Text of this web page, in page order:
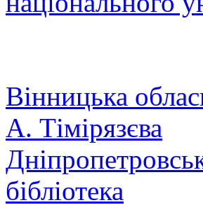
Вінницька
А. Тімірязєва
бібліотека